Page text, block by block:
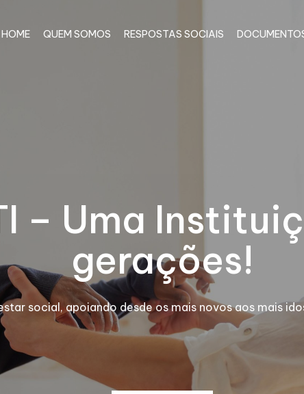
HOME QUEM SOMOS RESPOSTAS SOCIAIS
– Uma
gerações!
social, apoiando desde os mais novos aos mais